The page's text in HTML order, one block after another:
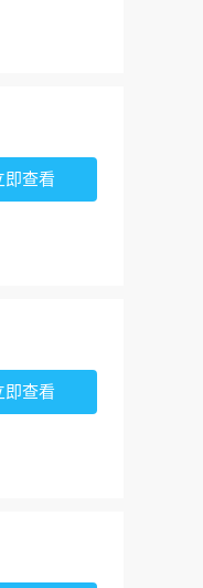
即查看
即查看